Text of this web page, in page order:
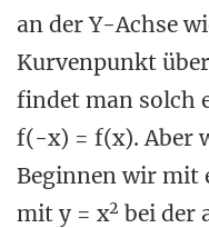
an der Y-Achse
Kurvenpunkt
findet man solch
f(-x) = f(x). Aber
Beginnen wir mit
mit y = x2 bei der